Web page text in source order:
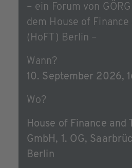
– ein Forum von
dem House of Finance
(HoFT) Berlin –
Wann?
10. September 2026,
Wo?
House of Finance and
GmbH, 1. OG,
Berlin